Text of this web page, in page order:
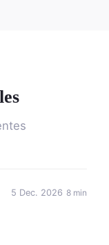
5 Dec. 2026 8 min